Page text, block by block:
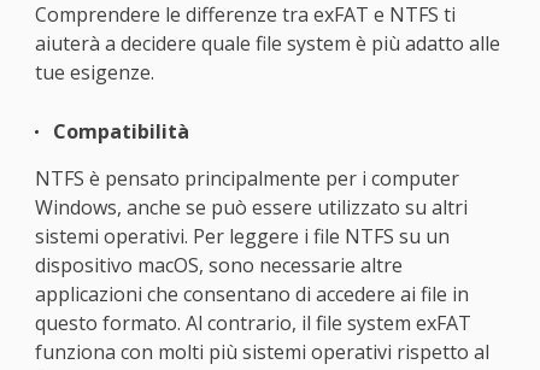
Comprendere le differenze tra exFAT e NTFS ti
aiuterà a decidere quale file system è più adatto alle
tue esigenze.
Compatibilità
NTFS è pensato principalmente per i computer
Windows, anche se può essere utilizzato su altri
sistemi operativi. Per leggere i file NTFS su un
dispositivo macOS, sono necessarie altre
applicazioni che consentano di accedere ai file in
questo formato. Al contrario, il file system exFAT
funziona con molti più sistemi operativi rispetto al